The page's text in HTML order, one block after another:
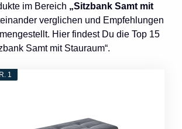
im Bereich „Sitzbank Samt mit
verglichen und Empfehlungen
Hier findest Du die Top 15
Samt mit Stauraum“.
1